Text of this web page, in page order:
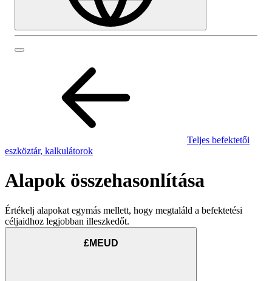
Teljes befektetői
eszköztár, kalkulátorok
Alapok összehasonlítása
Értékelj alapokat egymás mellett, hogy megtaláld a befektetési
céljaidhoz legjobban illeszkedőt.
£MEUD